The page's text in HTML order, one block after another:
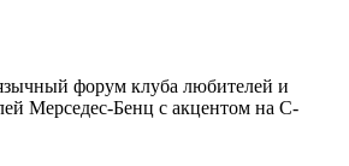
форум клуба любителей и
Мерседес-Бенц с акцентом на C-